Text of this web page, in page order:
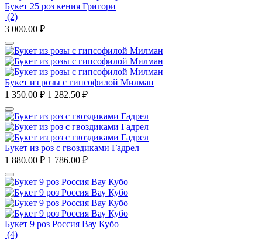
Букет 25 роз кения Григори
(2)
3 000.00 ₽
Букет из розы с гипсофилой Милман
1 350.00 ₽ 1 282.50 ₽
Букет из роз с гвоздиками Гадрел
1 880.00 ₽ 1 786.00 ₽
Букет 9 роз Россия Вау Кубо
(4)